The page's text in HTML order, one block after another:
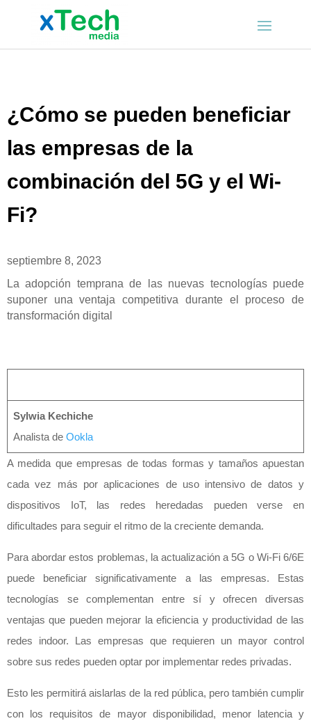
¿Cómo se pueden beneficiar
las empresas de la
combinación del 5G y el Wi-
Fi?
septiembre 8, 2023
La adopción temprana de las nuevas tecnologías puede
suponer una ventaja competitiva durante el proceso de
transformación digital
Sylwia Kechiche
Analista de Ookla
A medida que empresas de todas formas y tamaños apuestan
cada vez más por aplicaciones de uso intensivo de datos y
dispositivos IoT, las redes heredadas pueden verse en
dificultades para seguir el ritmo de la creciente demanda.
Para abordar estos problemas, la actualización a 5G o Wi-Fi 6/6E
puede beneficiar significativamente a las empresas. Estas
tecnologías se complementan entre sí y ofrecen diversas
ventajas que pueden mejorar la eficiencia y productividad de las
redes indoor. Las empresas que requieren un mayor control
sobre sus redes pueden optar por implementar redes privadas.
Esto les permitirá aislarlas de la red pública, pero también cumplir
con los requisitos de mayor disponibilidad, menor latencia y